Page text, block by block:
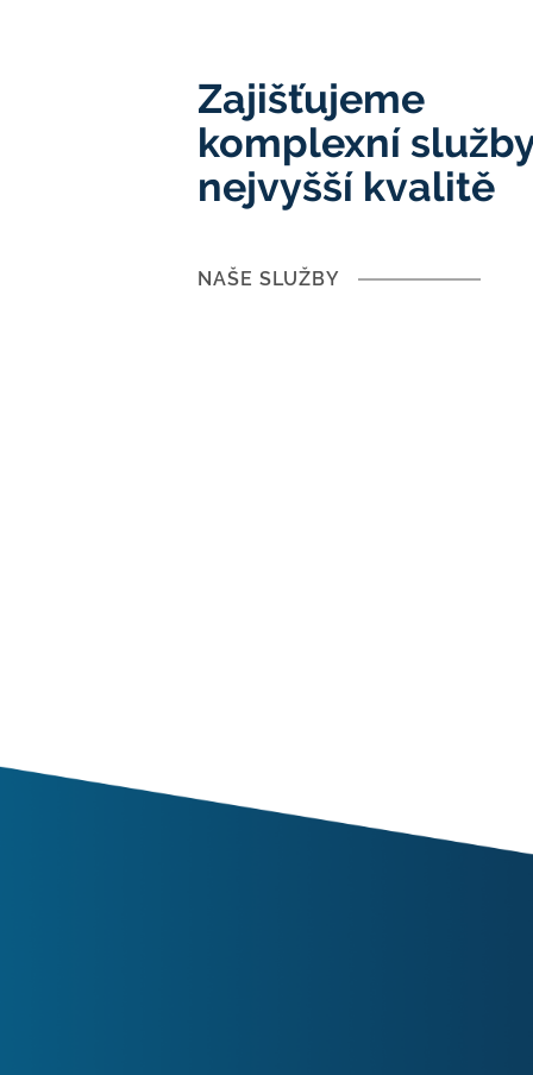
Zajišťujeme
komplexní
nejvyšší kvalitě
NAŠE SLUŽBY